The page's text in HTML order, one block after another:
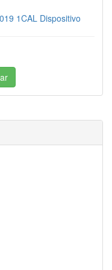
1CAL Dispositivo